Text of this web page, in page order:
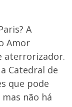
A
Amor
aterrorizador.
Catedral de
que pode
não há